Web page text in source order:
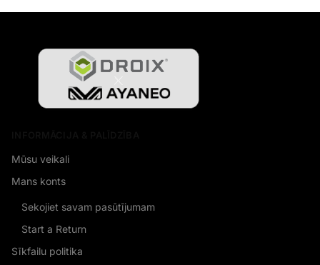
Mūsu veikali
Mans konts
Sekojiet savam pasūtījumam
Start a Return
Sīkfailu politika